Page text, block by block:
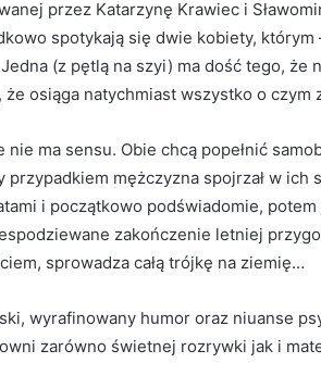
przez Katarzynę Krawiec i
spotykają się dwie kobiety, którym
(z pętlą na szyi) ma dość tego, że
osiąga natychmiast wszystko o czym
ma sensu. Obie chcą popełnić
mężczyzna spojrzał w ich
i początkowo podświadomie,
zakończenie letniej
sprowadza całą trójkę na ziemię…
wyrafinowany humor oraz niuanse
zarówno świetnej rozrywki jak i